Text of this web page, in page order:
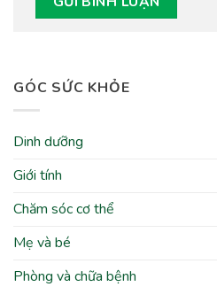
GÓC SỨC KHỎE
Dinh dưỡng
Giới tính
Chăm sóc cơ thể
Mẹ và bé
Phòng và chữa bệnh